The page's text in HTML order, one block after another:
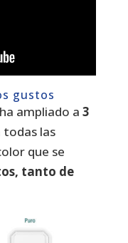
gustos
ampliado a 3
las
que se
tanto de